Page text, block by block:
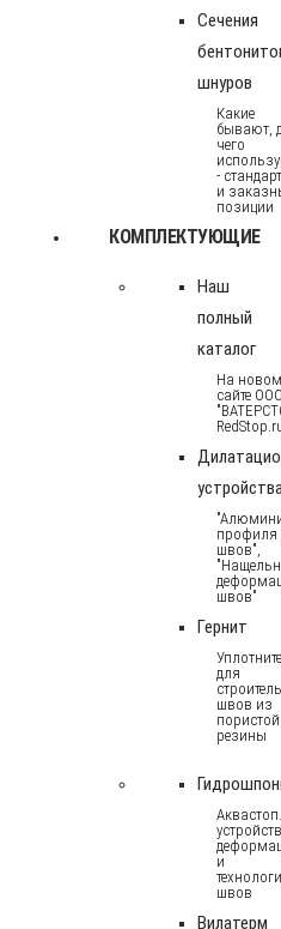
Сечения
шнуров
Какие
бывают,
чего
-
и
позиции
КОМПЛЕКТУЮЩИЕ
Наш
полный
каталог
На новом
сайте ООО
профиля
швов",
швов"
Гернит
для
швов из
пористой
резины
и
швов
Вилатерм